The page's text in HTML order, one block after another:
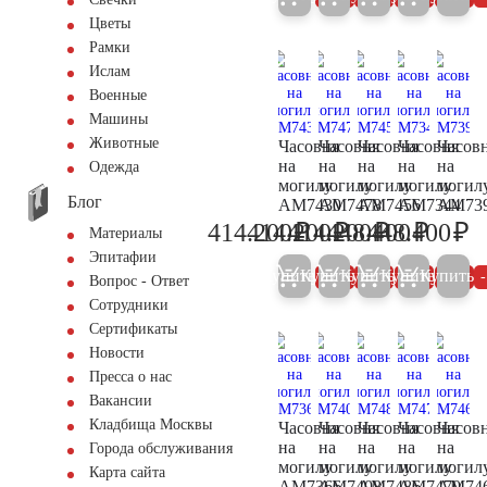
Цветы
Рамки
Ислам
Военные
Машины
Животные
Одежда
Блог
Материалы
Эпитафии
Вопрос - Ответ
Сотрудники
Сертификаты
Новости
Пресса о нас
Вакансии
Кладбища Москвы
Города обслуживания
Карта сайта
Часовня
на
могилу
AM7430
436.000
414.200₽
Купить 5%
Часовня
на
могилу
AM7478
436.000
414.200₽
Купить 5%
Часовня
на
могилу
AM7456
436.000
414.200₽
Купить 5%
Часовня
на
могилу
AM7344
472.000
448.400₽
Купить 5%
на
448.400₽
Купить
Часовня
на
могилу
Часовня
на
могилу
Часовня
на
могилу
Часовня
на
могилу
на